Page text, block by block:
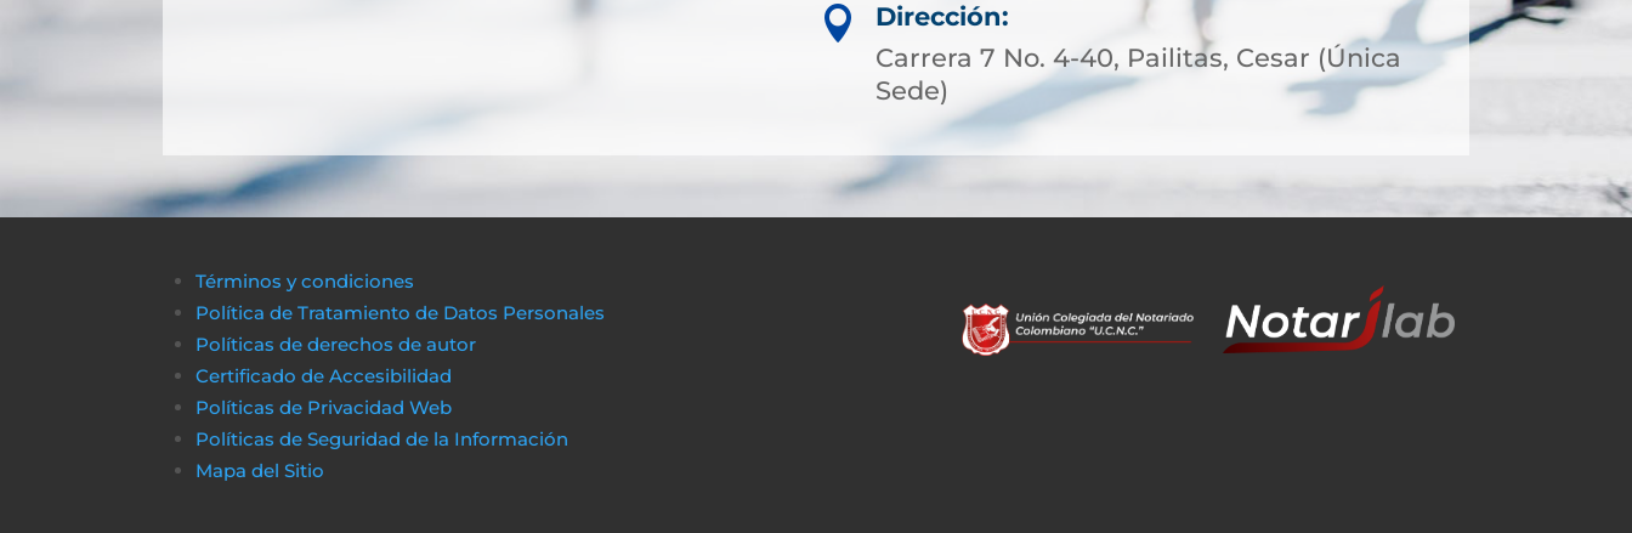

Dirección:
Carrera 7 No. 4-40, Pailitas, Cesar (Única
Sede)
Términos y condiciones
Política de Tratamiento de Datos Personales
Políticas de derechos de autor
Certificado de Accesibilidad
Políticas de Privacidad Web
Políticas de Seguridad de la Información
Mapa del Sitio